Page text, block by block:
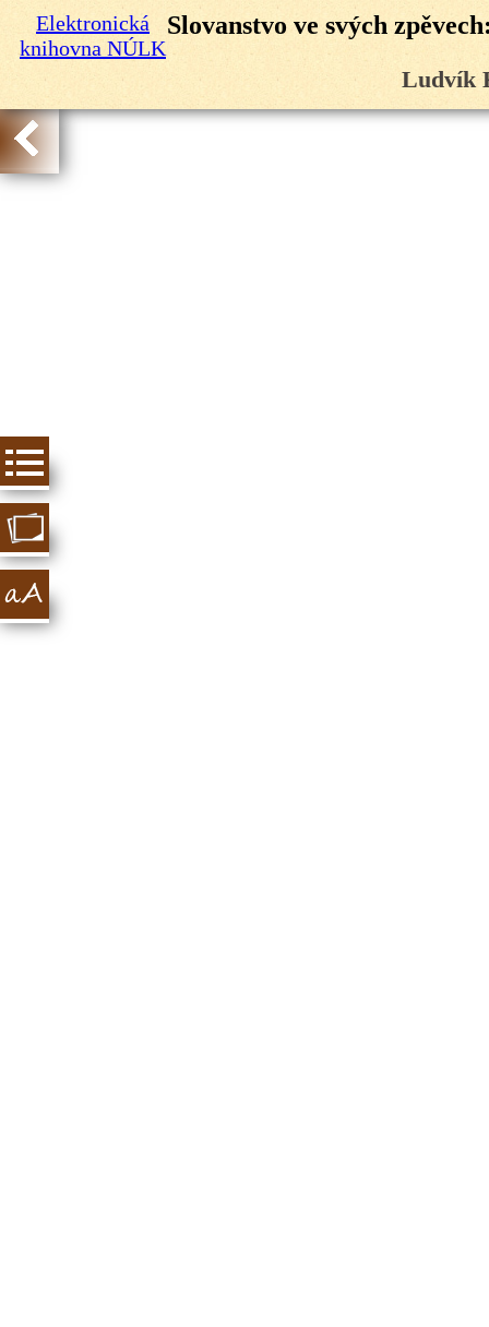
Elektronická
knihovna NÚLK
Slovanstvo ve svých
Ludvík